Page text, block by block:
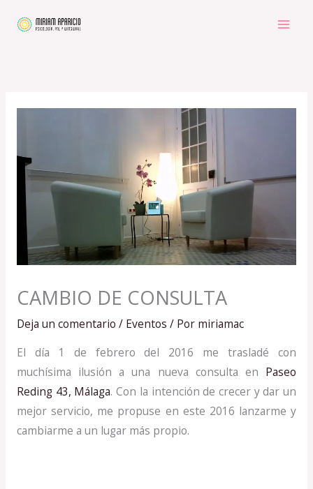
CAMBIO DE CONSULTA
Deja un comentario / Eventos / Por miriamac
El día 1 de febrero del 2016 me trasladé con
muchísima ilusión a una nueva consulta en Paseo
Reding 43, Málaga. Con la intención de crecer y dar un
mejor servicio, me propuse en este 2016 lanzarme y
cambiarme a un lugar más propio.